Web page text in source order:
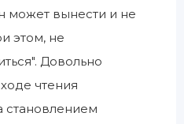
может вынести и не
этом, не
Довольно
чтения
становлением